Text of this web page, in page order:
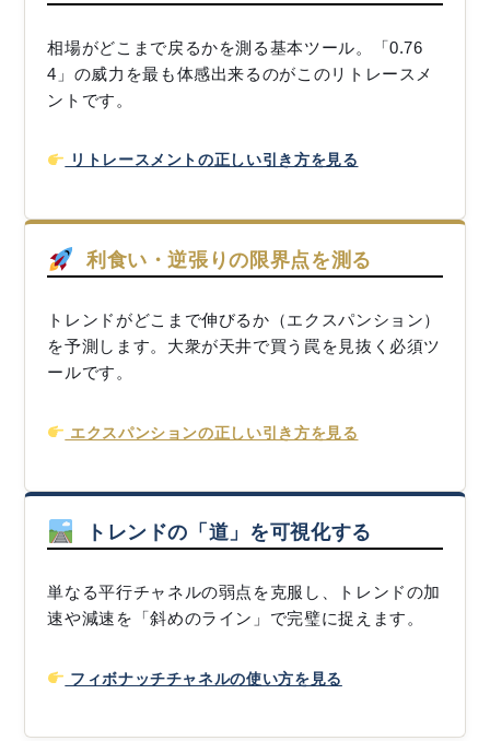
相場がどこまで戻るかを測る基本ツール。「0.76
4」の威力を最も体感出来るのがこのリトレースメ
ントです。
リトレースメントの正しい引き方を見る
利食い・逆張りの限界点を測る
トレンドがどこまで伸びるか（エクスパンション）
を予測します。大衆が天井で買う罠を見抜く必須ツ
ールです。
エクスパンションの正しい引き方を見る
トレンドの「道」を可視化する
単なる平行チャネルの弱点を克服し、トレンドの加
速や減速を「斜めのライン」で完璧に捉えます。
フィボナッチチャネルの使い方を見る